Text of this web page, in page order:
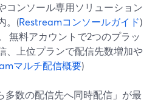
コンソール専用ソリューション
。(Restreamコンソールガイド)
無料アカウントで2つのプラッ
、上位プランで配信先数増加や
マルチ配信概要)
多数の配信先へ同時配信」が最